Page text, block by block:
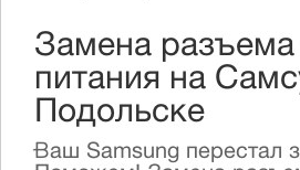
Замена разъема
питания на
Подольске
Ваш Samsung перестал